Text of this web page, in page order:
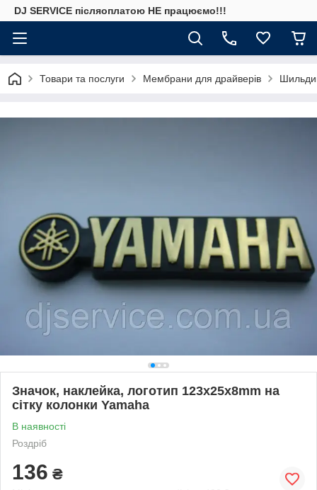
DJ SERVICE пiсляоплатою НЕ працюємо!!!
Товари та послуги Мембрани для драйверів
Значок, наклейка, логотип 123x25x8mm на
сітку колонки Yamaha
В наявності
Роздріб
136 ₴